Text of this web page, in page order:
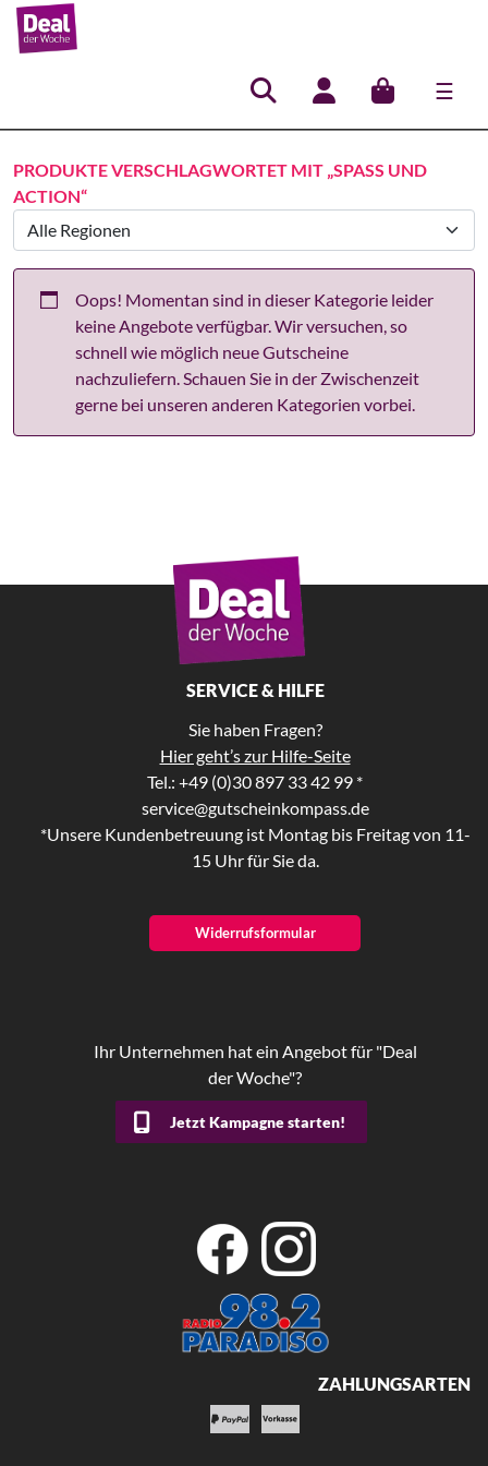
☰
Hauptnavigation
PRODUKTE VERSCHLAGWORTET MIT „SPASS UND A
CTION“
Oops! Momentan sind in dieser Kategorie leider
keine Angebote verfügbar. Wir versuchen, so
schnell wie möglich neue Gutscheine
nachzuliefern. Schauen Sie in der Zwischenzeit
gerne bei unseren anderen Kategorien vorbei.
SERVICE & HILFE
Sie haben Fragen?
Hier geht’s zur Hilfe-Seite
Tel.: +49 (0)30 897 33 42 99 *
service@gutscheinkompass.de
*Unsere Kundenbetreuung ist Montag bis Freitag von 11-
15 Uhr für Sie da.
Widerrufsformular
Ihr Unternehmen hat ein Angebot für "Deal
der Woche"?
Jetzt Kampagne starten!
ZAHLUNGSARTEN